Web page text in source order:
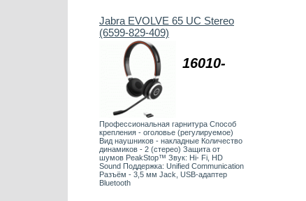
16010-
Jabra EVOLVE 65 UC Stereo
(6599-829-409)
Профессиональная гарнитура Способ
крепления - оголовье (регулируемое)
Вид наушников - накладные Количество
динамиков - 2 (стерео) Защита от
шумов PeakStop™ Звук: Hi- Fi, HD
Sound Поддержка: Unified Communication
Разъём - 3,5 мм Jack, USB-адаптер
Bluetooth